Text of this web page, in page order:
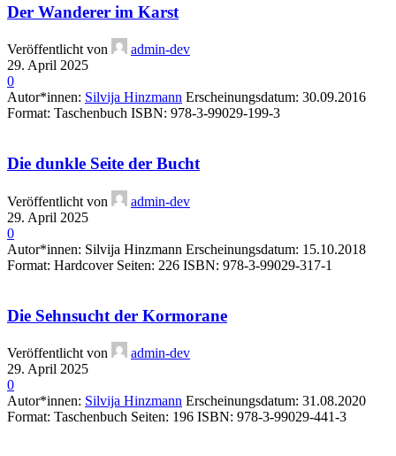
Der Wanderer im Karst
Veröffentlicht von
admin-dev
29. April 2025
0
Autor*innen: Silvija Hinzmann Erscheinungsdatum: 30.09.2016
Format: Taschenbuch ISBN: 978-3-99029-199-3
Die dunkle Seite der Bucht
Veröffentlicht von
admin-dev
29. April 2025
0
Autor*innen: Silvija Hinzmann Erscheinungsdatum: 15.10.2018
Format: Hardcover Seiten: 226 ISBN: 978-3-99029-317-1
Die Sehnsucht der Kormorane
Veröffentlicht von
admin-dev
29. April 2025
0
Autor*innen: Silvija Hinzmann Erscheinungsdatum: 31.08.2020
Format: Taschenbuch Seiten: 196 ISBN: 978-3-99029-441-3